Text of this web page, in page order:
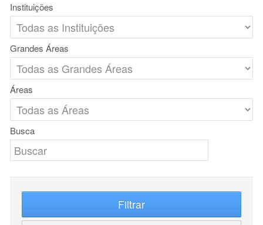
Instituições
Grandes Áreas
Áreas
Busca
Filtrar